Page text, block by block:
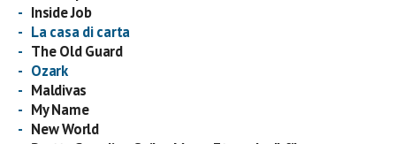
Inside Job
La casa di carta
The Old Guard
Ozark
Maldivas
My Name
New World